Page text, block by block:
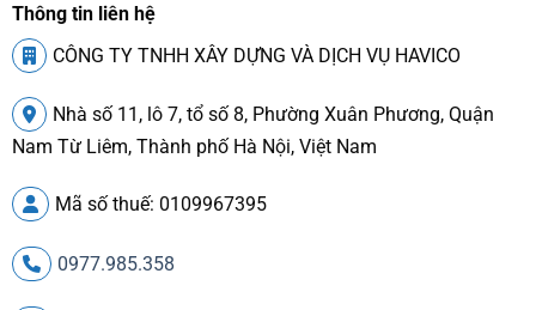
Thông tin liên hệ
CÔNG TY TNHH XÂY DỰNG VÀ DỊCH VỤ HAVICO
Nhà số 11, lô 7, tổ số 8, Phường Xuân Phương, Quận
Nam Từ Liêm, Thành phố Hà Nội, Việt Nam
Mã số thuế: 0109967395
0977.985.358